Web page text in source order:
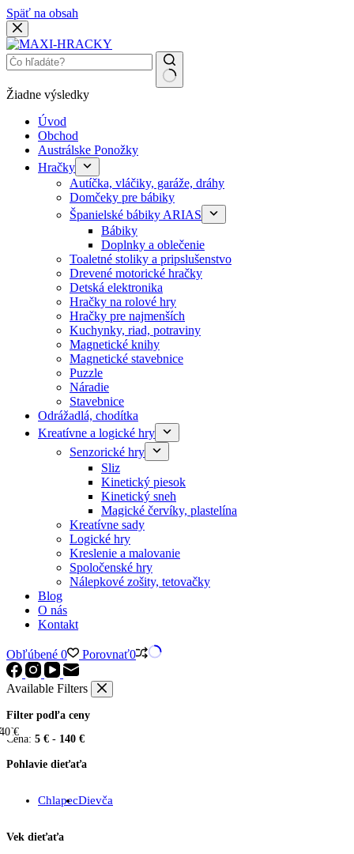
Späť na obsah
Žiadne výsledky
Úvod
Obchod
Austrálske Ponožky
Hračky
Autíčka, vláčiky, garáže, dráhy
Domčeky pre bábiky
Španielské bábiky ARIAS
Bábiky
Doplnky a oblečenie
Toaletné stoliky a pripslušenstvo
Drevené motorické hračky
Detská elektronika
Hračky na rolové hry
Hračky pre najmenších
Kuchynky, riad, potraviny
Magnetické knihy
Magnetické stavebnice
Puzzle
Náradie
Stavebnice
Odrážadlá, chodítka
Kreatívne a logické hry
Senzorické hry
Sliz
Kinetický piesok
Kinetický sneh
Magické červíky, plastelína
Kreatívne sady
Logické hry
Kreslenie a malovanie
Spoločenské hry
Nálepkové zošity, tetovačky
Blog
O nás
Kontakt
Obľúbené 0 Porovnať0
Available Filters
Filter podľa ceny
5 €€
Cena: 5 € - 140 €
Pohlavie dieťaťa
ChlapecDievča
Vek dieťaťa